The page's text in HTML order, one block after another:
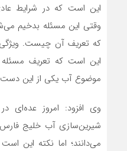
این است که در شرایط
وقتی این مسئله بدخیم
که تعریف آن چیست.
این است که تعریف
موضوع آب یکی از این
وی افزود: امروز عده‌ای
شیرین‌سازی آب خلیج فارس
می‌دانند؛ اما نکته این